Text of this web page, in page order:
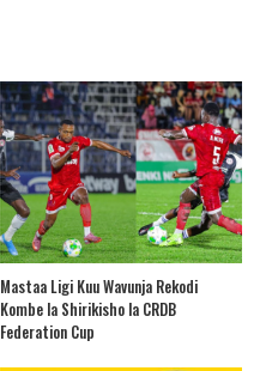
Mastaa Ligi Kuu Wavunja Rekodi
Kombe la Shirikisho la CRDB
Federation Cup